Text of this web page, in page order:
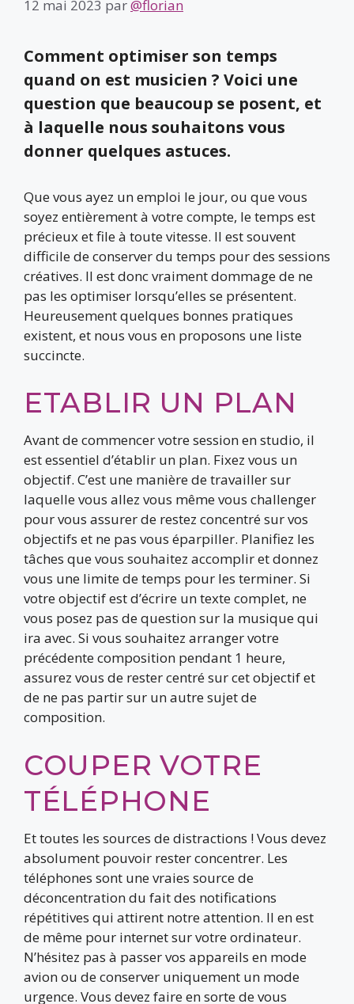
12 mai 2023 par@florian
Comment optimiser son temps
quand on est musicien ? Voici une
question que beaucoup se posent, et
à laquelle nous souhaitons vous
donner quelques astuces.
Que vous ayez un emploi le jour, ou que vous
soyez entièrement à votre compte, le temps est
précieux et file à toute vitesse. Il est souvent
difficile de conserver du temps pour des sessions
créatives. Il est donc vraiment dommage de ne
pas les optimiser lorsqu’elles se présentent.
Heureusement quelques bonnes pratiques
existent, et nous vous en proposons une liste
succincte.
ETABLIR UN PLAN
Avant de commencer votre session en studio, il
est essentiel d’établir un plan. Fixez vous un
objectif. C’est une manière de travailler sur
laquelle vous allez vous même vous challenger
pour vous assurer de restez concentré sur vos
objectifs et ne pas vous éparpiller. Planifiez les
tâches que vous souhaitez accomplir et donnez
vous une limite de temps pour les terminer. Si
votre objectif est d’écrire un texte complet, ne
vous posez pas de question sur la musique qui
ira avec. Si vous souhaitez arranger votre
précédente composition pendant 1 heure,
assurez vous de rester centré sur cet objectif et
de ne pas partir sur un autre sujet de
composition.
COUPER VOTRE
TÉLÉPHONE
Et toutes les sources de distractions ! Vous devez
absolument pouvoir rester concentrer. Les
téléphones sont une vraies source de
déconcentration du fait des notifications
répétitives qui attirent notre attention. Il en est
de même pour internet sur votre ordinateur.
N’hésitez pas à passer vos appareils en mode
avion ou de conserver uniquement un mode
urgence. Vous devez faire en sorte de vous